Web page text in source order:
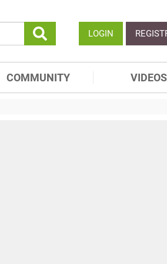
LOGIN
COMMUNITY VIDEOS